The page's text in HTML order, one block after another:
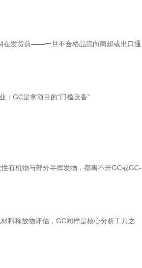
发货前——一旦不合格品流向商超或出口通
GC是拿项目的"门槛设备"
机物与部分半挥发物，都离不开GC或GC-
释放物评估，GC同样是核心分析工具之